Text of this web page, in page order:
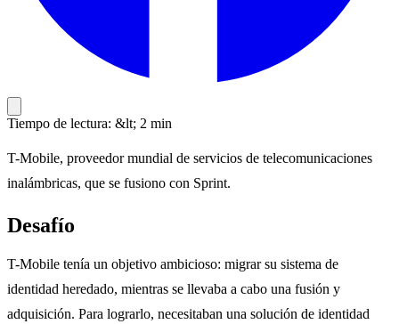
Tiempo de lectura: &lt; 2 min
T-Mobile, proveedor mundial de servicios de telecomunicaciones
inalámbricas, que se fusiono con Sprint.
Desafío
T-Mobile tenía un objetivo ambicioso: migrar su sistema de
identidad heredado, mientras se llevaba a cabo una fusión y
adquisición. Para lograrlo, necesitaban una solución de identidad